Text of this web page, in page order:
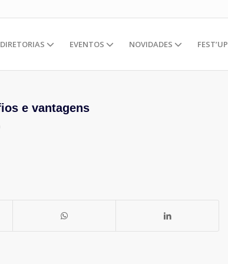
DIRETORIAS EVENTOS NOVIDADES FEST’UP
e vantagens